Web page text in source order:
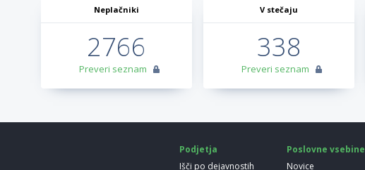
Neplačniki
2766
Preveri seznam
V stečaju
338
Preveri seznam
Podjetja
Išči po dejavnostih
Poslovne vsebine
Novice